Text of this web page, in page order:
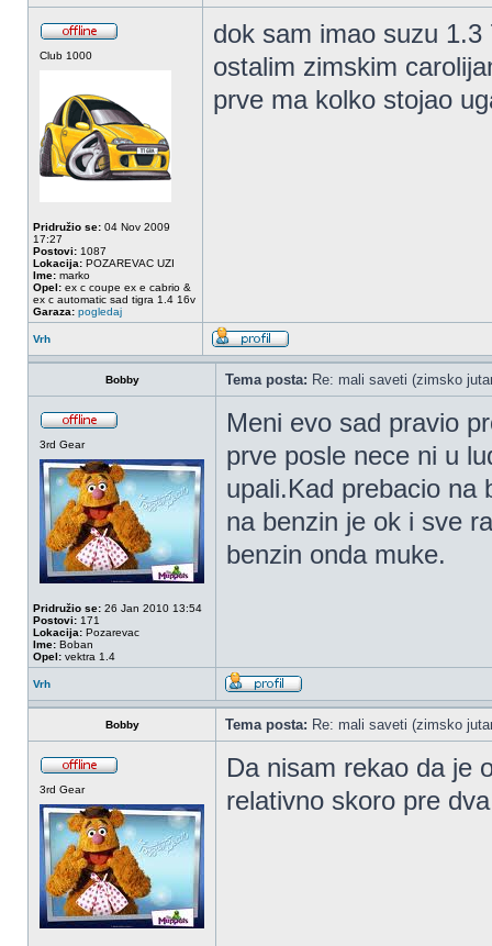
Club 1000
Pridružio se: 04 Nov 2009
17:27
Postovi: 1087
Lokacija: POZAREVAC UZI
Ime: marko
Opel: ex c coupe ex e cabrio &
ex c automatic sad tigra 1.4 16v
Garaza: pogledaj
dok sam imao suzu
ostalim zimskim
prve ma kolko stojao
Vrh
Bobby Tema posta: Re: mali saveti (zimsko
3rd Gear
Pridružio se: 26 Jan 2010 13:54
Postovi: 171
Lokacija: Pozarevac
Ime: Boban
Opel: vektra 1.4
Meni evo sad pravio
prve posle nece ni u
upali.Kad prebacio na
na benzin je ok i sve
benzin onda muke.
Vrh
Bobby Tema posta: Re: mali saveti (zimsko
3rd Gear
Da nisam rekao da je
relativno skoro pre